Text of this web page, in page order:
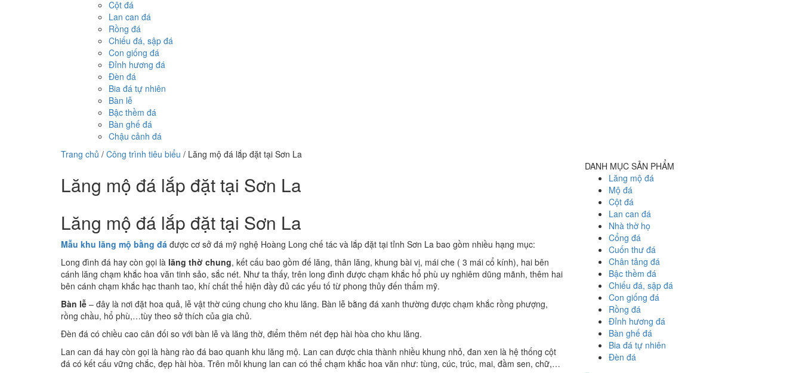
Cột đá
Lan can đá
Rồng đá
Chiếu đá, sập đá
Con giống đá
Đỉnh hương đá
Đèn đá
Bia đá tự nhiên
Bàn lễ
Bậc thềm đá
Bàn ghế đá
Chậu cảnh đá
Trang chủ / Công trình tiêu biểu / Lăng mộ đá lắp đặt tại Sơn La
Lăng mộ đá lắp đặt tại Sơn La
Lăng mộ đá lắp đặt tại Sơn La
Mẫu khu lăng mộ bằng đá được cơ sở đá mỹ nghệ Hoàng Long chế tác và lắp đặt tại tỉnh Sơn La bao gồm nhiều hạng mục:
Long đình đá hay còn gọi là lăng thờ chung, kết cấu bao gồm đế lăng, thân lăng, khung bài vị, mái che ( 3 mái cổ kính), hai bên
cánh lăng chạm khắc hoa văn tinh sảo, sắc nét. Như ta thấy, trên long đình được chạm khắc hổ phù uy nghiêm dũng mãnh, thêm hai
bên cánh chạm khắc hạc thanh tao, khí chất thể hiện đầy đủ các yếu tố từ phong thủy đến thẩm mỹ.
Bàn lễ – đây là nơi đặt hoa quả, lễ vật thờ cúng chung cho khu lăng. Bàn lễ bằng đá xanh thường được chạm khắc rồng phượng,
rồng chầu, hổ phù,…tùy theo sở thích của gia chủ.
Đèn đá có chiều cao cân đối so với bàn lễ và lăng thờ, điểm thêm nét đẹp hài hòa cho khu lăng.
Lan can đá hay còn gọi là hàng rào đá bao quanh khu lăng mộ. Lan can được chia thành nhiều khung nhỏ, đan xen là hệ thống cột
đá có kết cấu vững chắc, đẹp hài hòa. Trên mỗi khung lan can có thể chạm khắc hoa văn như: tùng, cúc, trúc, mai, đầm sen, chữ,…
DANH MỤC SẢN PHẨM
Lăng mộ đá
Mộ đá
Cột đá
Lan can đá
Nhà thờ họ
Cổng đá
Cuốn thư đá
Chân tảng đá
Bậc thềm đá
Chiếu đá, sập đá
Con giống đá
Rồng đá
Đỉnh hương đá
Bàn ghế đá
Bia đá tự nhiên
Đèn đá